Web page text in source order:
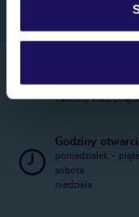
Telefoniczne
22 270 31
Całkowity koszt
Godziny
poniedziałek -
sobota
niedziela